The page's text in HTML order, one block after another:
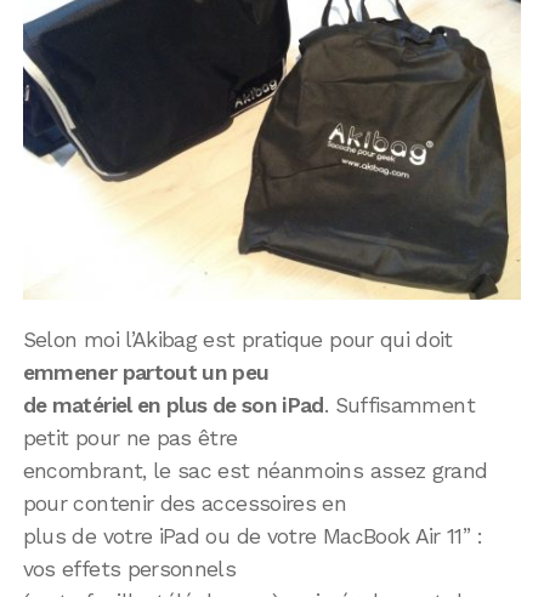
Selon moi l’Akibag est pratique pour qui doit
emmener partout un peu
de matériel en plus de son iPad. Suffisamment
petit pour ne pas être
encombrant, le sac est néanmoins assez grand
pour contenir des accessoires en
plus de votre iPad ou de votre MacBook Air 11’’ :
vos effets personnels